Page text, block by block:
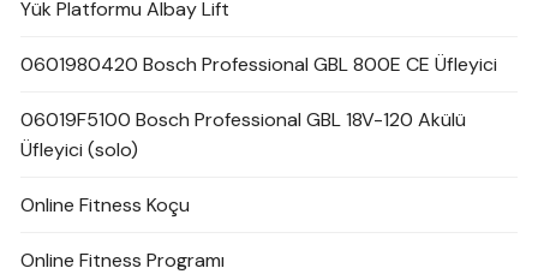
Yük Platformu Albay Lift
0601980420 Bosch Professional GBL 800E CE Üfleyici
06019F5100 Bosch Professional GBL 18V-120 Akülü
Üfleyici (solo)
Online Fitness Koçu
Online Fitness Programı